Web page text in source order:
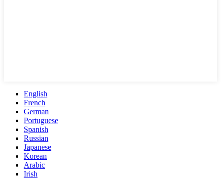
English
French
German
Portuguese
Spanish
Russian
Japanese
Korean
Arabic
Irish